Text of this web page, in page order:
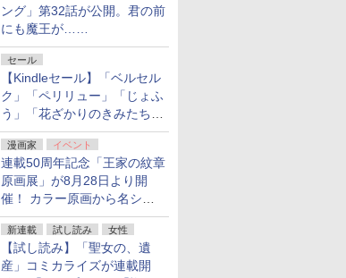
ング」第32話が公開。君の前
にも魔王が……
セール
【Kindleセール】「ベルセル
ク」「ペリリュー」「じょふ
う」「花ざかりのきみたち
へ」などが最大50％オフ！
「白泉社 夏の大割引セー
ル」が開催中！
漫画家 イベント
連載50周年記念「王家の紋章
原画展」が8月28日より開
催！ カラー原画から名シー
ンの原稿まで
新連載 試し読み 女性
【試し読み】「聖女の、遺
産」コミカライズが連載開